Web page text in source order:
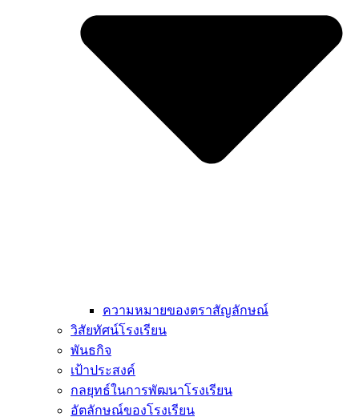
ความหมายของตราสัญลักษณ์
วิสัยทัศน์โรงเรียน
พันธกิจ
เป้าประสงค์
กลยุทธ์ในการพัฒนาโรงเรียน
อัตลักษณ์ของโรงเรียน